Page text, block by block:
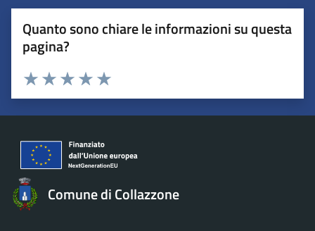
Quanto sono chiare le informazioni su questa
pagina?
Valuta 5 stelle su 5
Valuta 4 stelle su 5
Valuta 3 stelle su 5
Valuta 2 stelle su 5
Valuta 1 stelle su 5
Comune di Collazzone